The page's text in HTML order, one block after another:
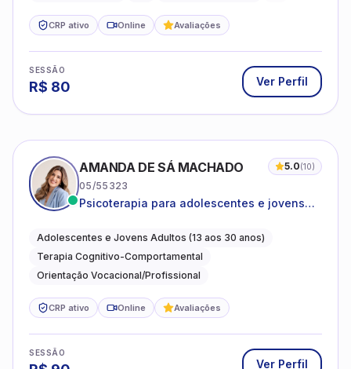
CRP ativo Online Avaliações
SESSÃO
R$ 80 Ver Perfil
AMANDA DE SÁ MACHADO 5.0(10)
05/55323
Psicoterapia para adolescentes e jovens
autoestima, relações e orientação
profissional
Adolescentes e Jovens Adultos (13 aos 30 anos)
Terapia Cognitivo-Comportamental
Orientação Vocacional/Profissional
CRP ativo Online Avaliações
SESSÃO
Ver Perfil